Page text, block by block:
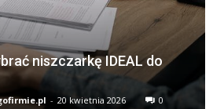
niszczarkę IDEAL do
- 20 kwietnia 2026 0